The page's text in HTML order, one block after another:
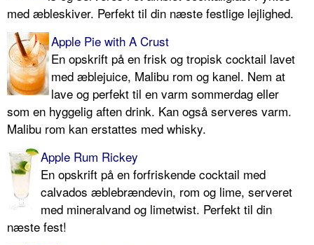
med æbleskiver. Perfekt til din næste festlige lejlighed.
Apple Pie with A Crust
En opskrift på en frisk og tropisk cocktail lavet
med æblejuice, Malibu rom og kanel. Nem at
lave og perfekt til en varm sommerdag eller
som en hyggelig aften drink. Kan også serveres varm.
Malibu rom kan erstattes med whisky.
Apple Rum Rickey
En opskrift på en forfriskende cocktail med
calvados æblebrændevin, rom og lime, serveret
med mineralvand og limetwist. Perfekt til din
næste fest!